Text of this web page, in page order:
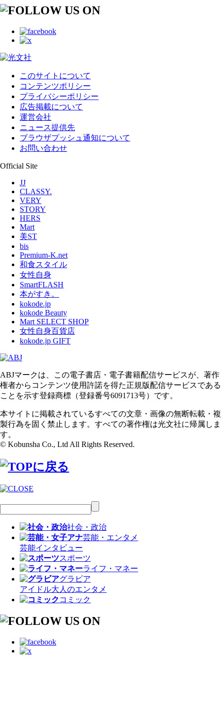
このサイトについて
コンテンツポリシー
プライバシーポリシー
広告掲載について
運営会社
ニュース提供先
ブラウザプッシュ通知について
お問い合わせ
Official Site
JJ
CLASSY.
VERY
STORY
HERS
Mart
美ST
bis
Premium-K.net
和食スタイル
女性自身
SmartFLASH
本がすき。
kokode.jp
kokode Beauty
Mart SELECT SHOP
女性自身百貨店
kokode.jp GIFT
ABJマークは、この電子書店・電子書籍配信サービスが、著作
権者からコンテンツ使用許諾を得た正規版配信サービスである
ことを示す登録商標（登録番号6091713号）です。
本サイトに掲載されているすべての文章・画像の無断転載・複
製行為を固く禁止します。すべての著作権は光文社に帰属しま
す。
© Kobunsha Co., Ltd All Rights Reserved.
社会・政治
芸能・エンタメ
芸能インタビュー
スポーツ
ライフ・マネー
グラビア
アイドル大人のエンタメ
コミック